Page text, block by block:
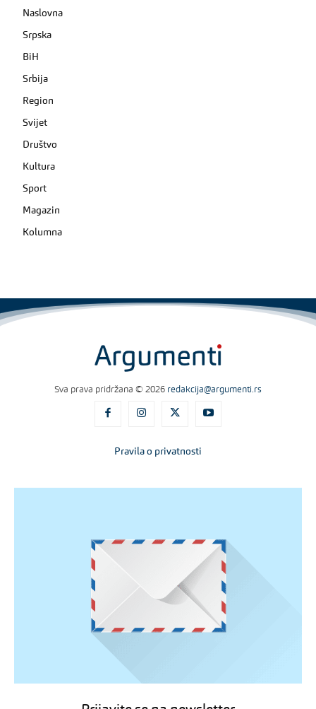
Naslovna
Srpska
BiH
Srbija
Region
Svijet
Društvo
Kultura
Sport
Magazin
Kolumna
Sva prava pridržana © 2026 redakcija@argumenti.rs
Pravila o privatnosti